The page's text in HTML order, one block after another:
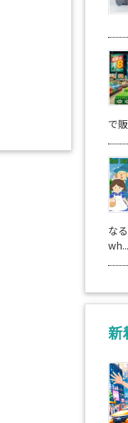
で
な
wh...
新